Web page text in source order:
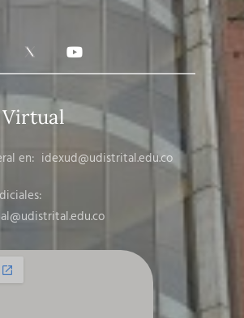
en: idexud@udistrital.edu.co
@udistrital.edu.co